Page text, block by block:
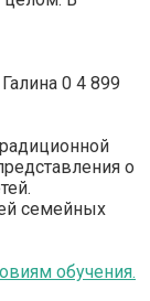
Галина 0 4 899
о
семейных
обучения.